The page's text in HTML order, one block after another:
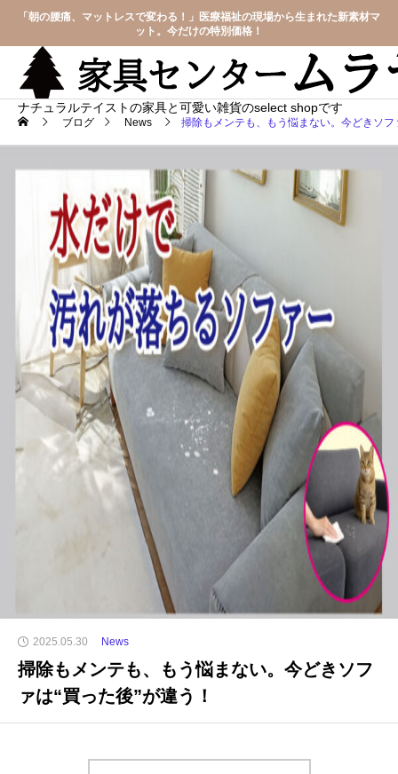
「朝の腰痛、マットレスで変わる！」医療福祉の現場から生まれた新素材マ
ット。今だけの特別価格！
ナチュラルテイストの家具と可愛い雑貨のselect shopです
ブログ News 掃除もメンテも、もう悩まない。今どきソフ
2025.05.30 News
掃除もメンテも、もう悩まない。今どきソフ
ァは“買った後”が違う！